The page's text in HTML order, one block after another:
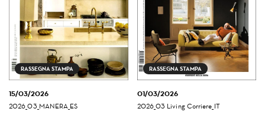
RASSEGNA STAMPA
15/03/2026
2026_03_MANERA_ES
RASSEGNA STAMPA
01/03/2026
2026_03 Living Corriere_IT